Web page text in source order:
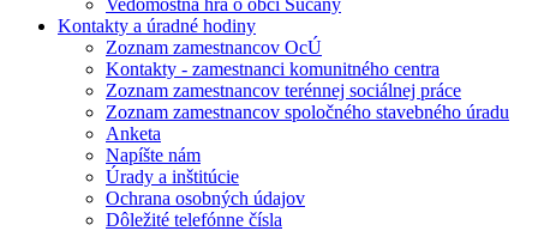
Vedomostná hra o obci Sučany
Kontakty a úradné hodiny
Zoznam zamestnancov OcÚ
Kontakty - zamestnanci komunitného centra
Zoznam zamestnancov terénnej sociálnej práce
Zoznam zamestnancov spoločného stavebného úradu
Anketa
Napíšte nám
Úrady a inštitúcie
Ochrana osobných údajov
Dôležité telefónne čísla